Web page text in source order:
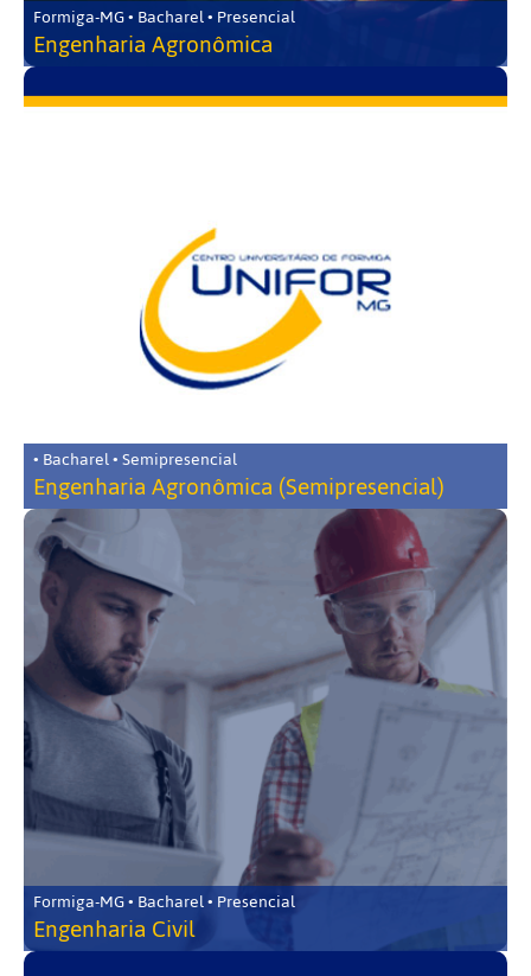
Formiga-MG • Bacharel • Presencial
Engenharia Agronômica
• Bacharel • Semipresencial
Engenharia Agronômica (Semipresencial)
Formiga-MG • Bacharel • Presencial
Engenharia Civil